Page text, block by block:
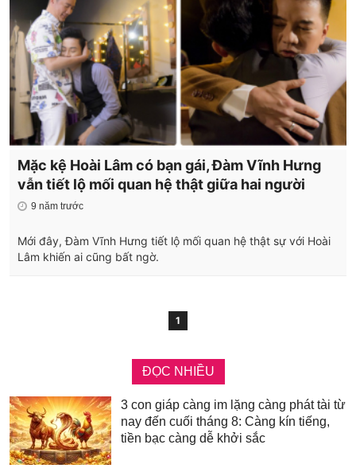
Mặc kệ Hoài Lâm có bạn gái, Đàm Vĩnh Hưng
vẫn tiết lộ mối quan hệ thật giữa hai người
9 năm trước
Mới đây, Đàm Vĩnh Hưng tiết lộ mối quan hệ thật sự với Hoài
Lâm khiến ai cũng bất ngờ.
1
ĐỌC NHIỀU
3 con giáp càng im lặng càng phát tài từ
nay đến cuối tháng 8: Càng kín tiếng,
tiền bạc càng dễ khởi sắc